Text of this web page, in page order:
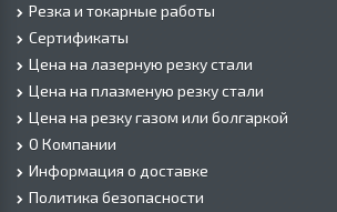
Резка и токарные работы
Сертификаты
Цена на лазерную резку стали
Цена на плазменую резку стали
Цена на резку газом или болгаркой
О Компании
Информация о доставке
Политика безопасности